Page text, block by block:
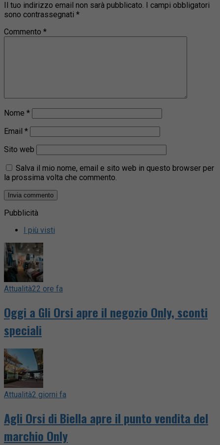
Il tuo indirizzo email non sarà pubblicato. I campi obbligatori
sono contrassegnati *
Commento *
Nome *
Email *
Sito web
Salva il mio nome, email e sito web in questo browser per
la prossima volta che commento.
Pubblicità
I più visti
Attualità22 ore fa
Oggi a Gli Orsi apre il negozio Only, sconti
speciali
Attualità2 giorni fa
Agli Orsi di Biella apre il punto vendita del
marchio Only